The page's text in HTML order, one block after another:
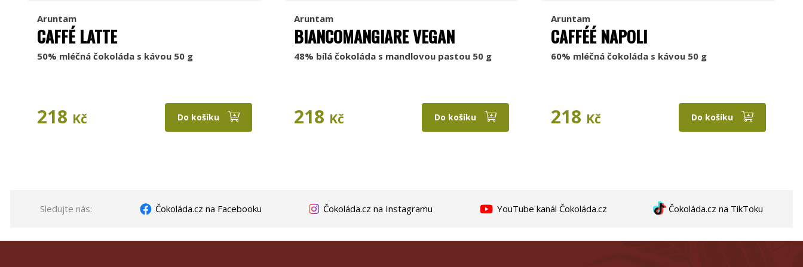
Aruntam
CAFFÉ LATTE
50% mléčná čokoláda s kávou 50 g
218 Kč Do košíku
Aruntam
BIANCOMANGIARE VEGAN
48% bílá čokoláda s mandlovou pastou 50 g
218 Kč Do košíku
Aruntam
CAFFÉÉ NAPOLI
60% mléčná čokoláda s kávou 50 g
218 Kč Do košíku
Sledujte nás: Čokoláda.cz na Facebooku Čokoláda.cz na Instagramu YouTube kanál Čokoláda.cz Čokoláda.cz na TikToku